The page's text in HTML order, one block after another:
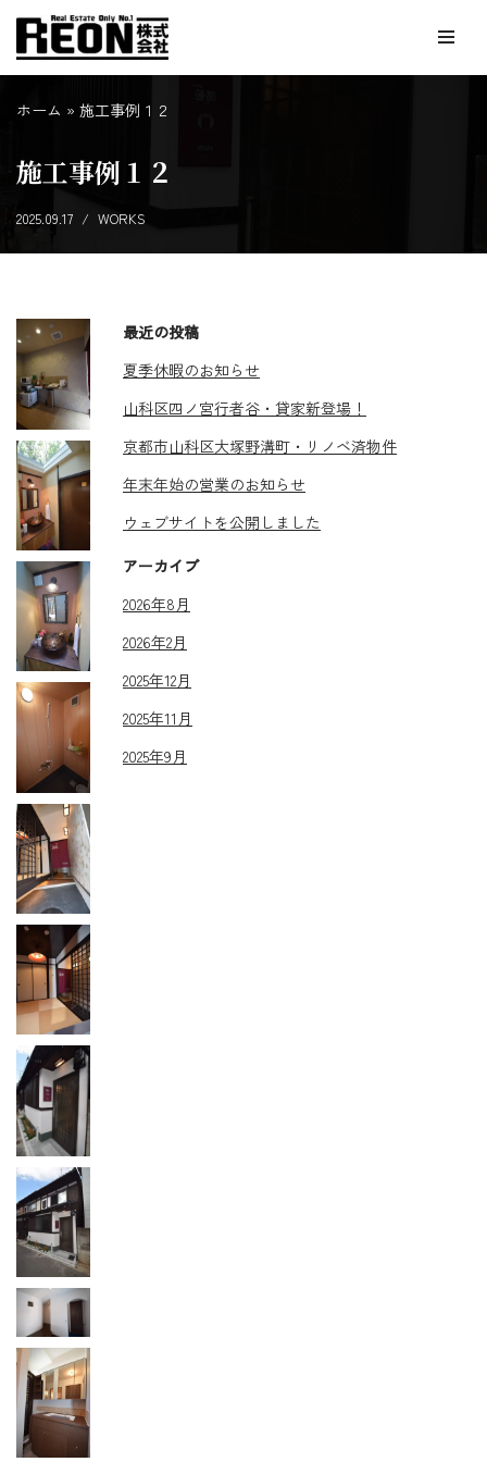
コ
テ
ツ
ス
キ
ホーム » 施工事例１２
施工事例１２
2025.09.17 WORKS
最近の投稿
夏季休暇のお知らせ
山科区四ノ宮行者谷・貸家新登場！
京都市山科区大塚野溝町・リノベ済物件
年末年始の営業のお知らせ
ウェブサイトを公開しました
アーカイブ
2026年8月
2026年2月
2025年12月
2025年11月
2025年9月